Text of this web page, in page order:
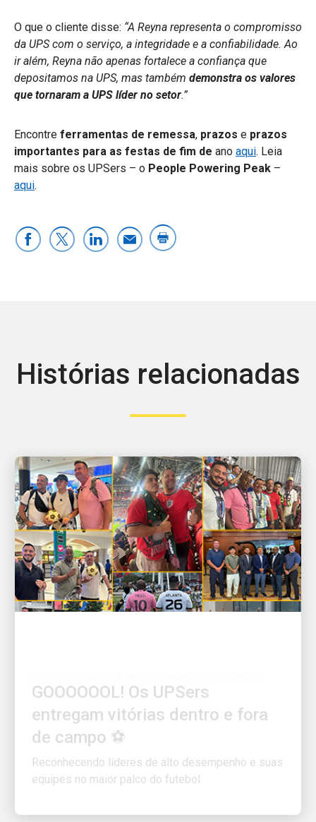
O que o cliente disse: “A Reyna representa o compromisso
da UPS com o serviço, a integridade e a confiabilidade. Ao
ir além, Reyna não apenas fortalece a confiança que
depositamos na UPS, mas também demonstra os valores
que tornaram a UPS líder no setor.”
Encontre ferramentas de remessa, prazos e prazos
importantes para as festas de fim de ano aqui. Leia
mais sobre os UPSers – o People Powering Peak –
aqui.
Histórias relacionadas
entregam vitórias dentro e fora
de campo ⚽
Reconhecendo líderes de alto desempenho e suas
equipes no maior palco do futebol